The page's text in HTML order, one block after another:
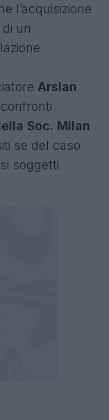
l’acquisizione
un
Arslan
Soc. Milan
se del caso
soggetti